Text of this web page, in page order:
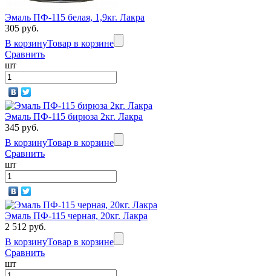
Эмаль ПФ-115 белая, 1,9кг. Лакра
305 руб.
В корзинуТовар в корзине
Сравнить
шт
Эмаль ПФ-115 бирюза 2кг. Лакра
345 руб.
В корзинуТовар в корзине
Сравнить
шт
Эмаль ПФ-115 черная, 20кг. Лакра
2 512 руб.
В корзинуТовар в корзине
Сравнить
шт